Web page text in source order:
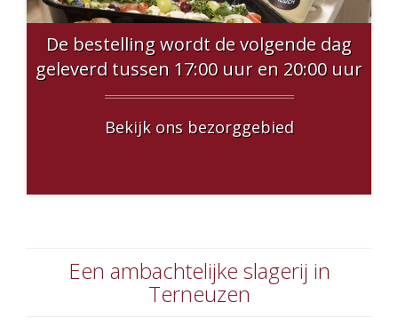
De bestelling wordt de volgende dag
geleverd tussen 17:00 uur en 20:00 uur
Bekijk ons bezorggebied
Een ambachtelijke slagerij in
Terneuzen